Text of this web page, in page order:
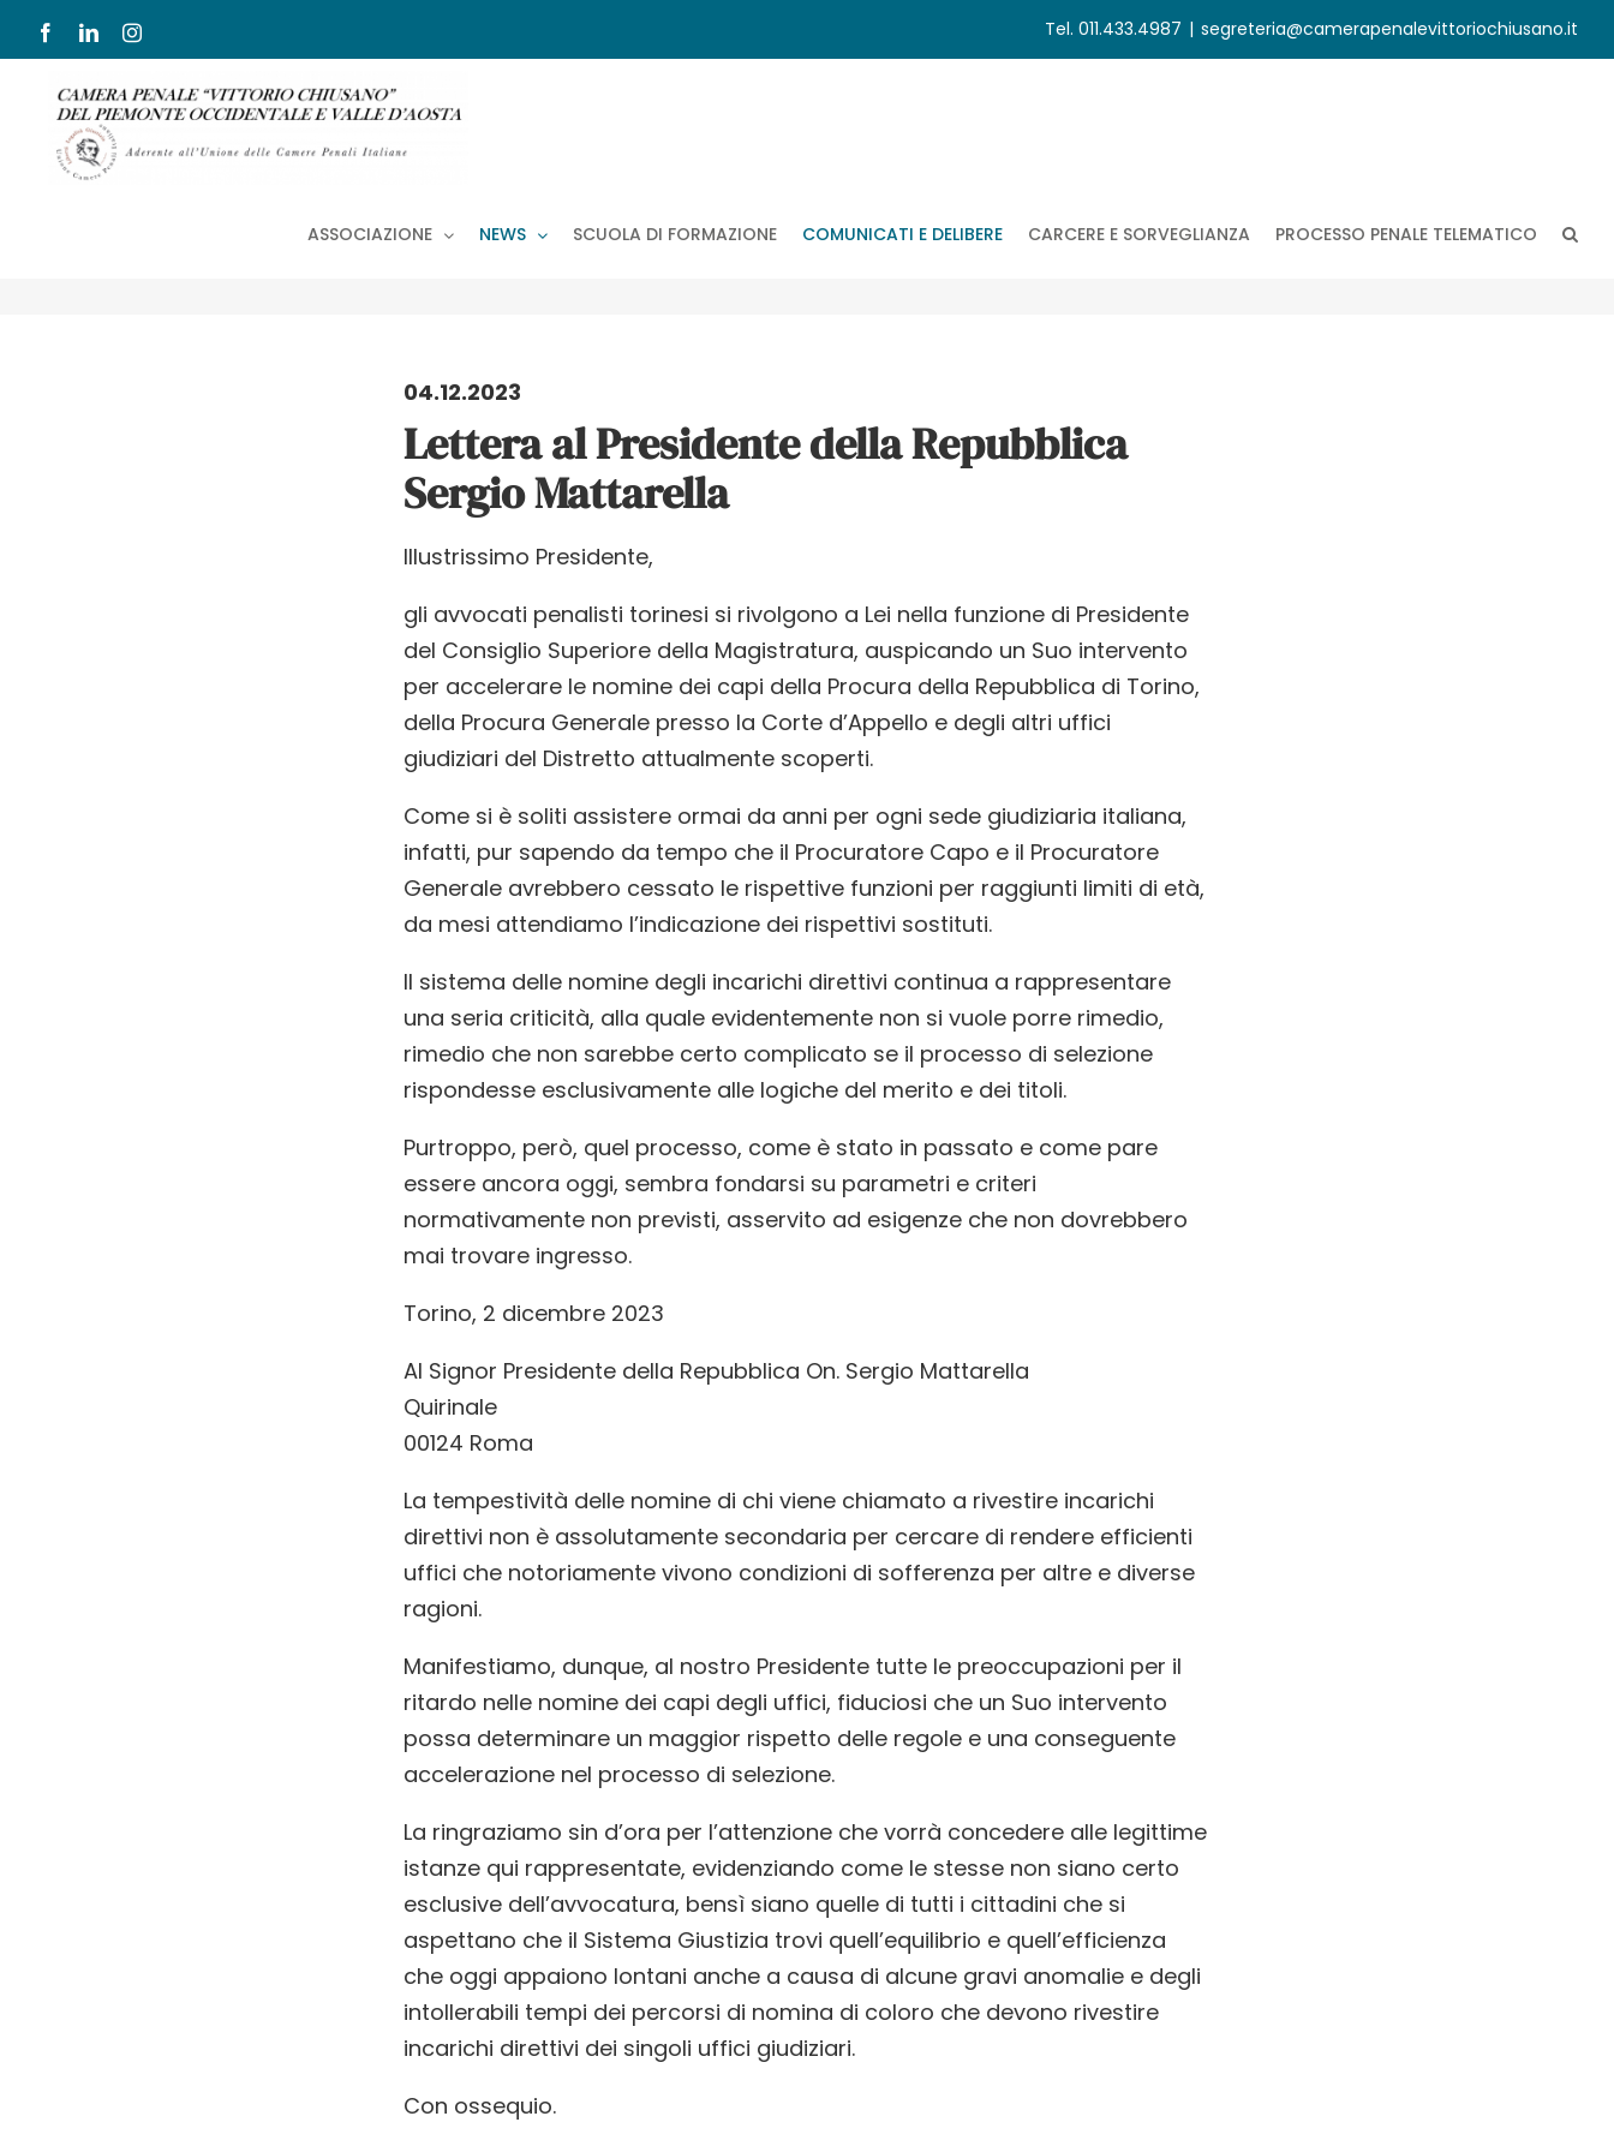
Salta
al
contenuto
FacebookLinkedInInstagram Tel. 011.433.4987 | segreteria@camerapenalevittoriochiusano.it
ASSOCIAZIONE NEWS SCUOLA DI FORMAZIONE COMUNICATI E DELIBERE CARCERE E SORVEGLIANZA PROCESSO PENALE TELEMATICO
04.12.2023
Lettera al Presidente della Repubblica
Sergio Mattarella
Illustrissimo Presidente,
gli avvocati penalisti torinesi si rivolgono a Lei nella funzione di Presidente
del Consiglio Superiore della Magistratura, auspicando un Suo intervento
per accelerare le nomine dei capi della Procura della Repubblica di Torino,
della Procura Generale presso la Corte d’Appello e degli altri uffici
giudiziari del Distretto attualmente scoperti.
Come si è soliti assistere ormai da anni per ogni sede giudiziaria italiana,
infatti, pur sapendo da tempo che il Procuratore Capo e il Procuratore
Generale avrebbero cessato le rispettive funzioni per raggiunti limiti di età,
da mesi attendiamo l’indicazione dei rispettivi sostituti.
Il sistema delle nomine degli incarichi direttivi continua a rappresentare
una seria criticità, alla quale evidentemente non si vuole porre rimedio,
rimedio che non sarebbe certo complicato se il processo di selezione
rispondesse esclusivamente alle logiche del merito e dei titoli.
Purtroppo, però, quel processo, come è stato in passato e come pare
essere ancora oggi, sembra fondarsi su parametri e criteri
normativamente non previsti, asservito ad esigenze che non dovrebbero
mai trovare ingresso.
Torino, 2 dicembre 2023
Al Signor Presidente della Repubblica On. Sergio Mattarella
Quirinale
00124 Roma
La tempestività delle nomine di chi viene chiamato a rivestire incarichi
direttivi non è assolutamente secondaria per cercare di rendere efficienti
uffici che notoriamente vivono condizioni di sofferenza per altre e diverse
ragioni.
Manifestiamo, dunque, al nostro Presidente tutte le preoccupazioni per il
ritardo nelle nomine dei capi degli uffici, fiduciosi che un Suo intervento
possa determinare un maggior rispetto delle regole e una conseguente
accelerazione nel processo di selezione.
La ringraziamo sin d’ora per l’attenzione che vorrà concedere alle legittime
istanze qui rappresentate, evidenziando come le stesse non siano certo
esclusive dell’avvocatura, bensì siano quelle di tutti i cittadini che si
aspettano che il Sistema Giustizia trovi quell’equilibrio e quell’efficienza
che oggi appaiono lontani anche a causa di alcune gravi anomalie e degli
intollerabili tempi dei percorsi di nomina di coloro che devono rivestire
incarichi direttivi dei singoli uffici giudiziari.
Con ossequio.